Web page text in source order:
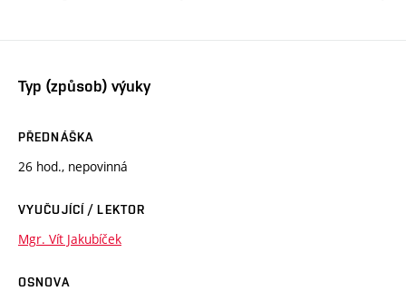
Typ (způsob) výuky
PŘEDNÁŠKA
26 hod., nepovinná
VYUČUJÍCÍ / LEKTOR
Mgr. Vít Jakubíček
OSNOVA